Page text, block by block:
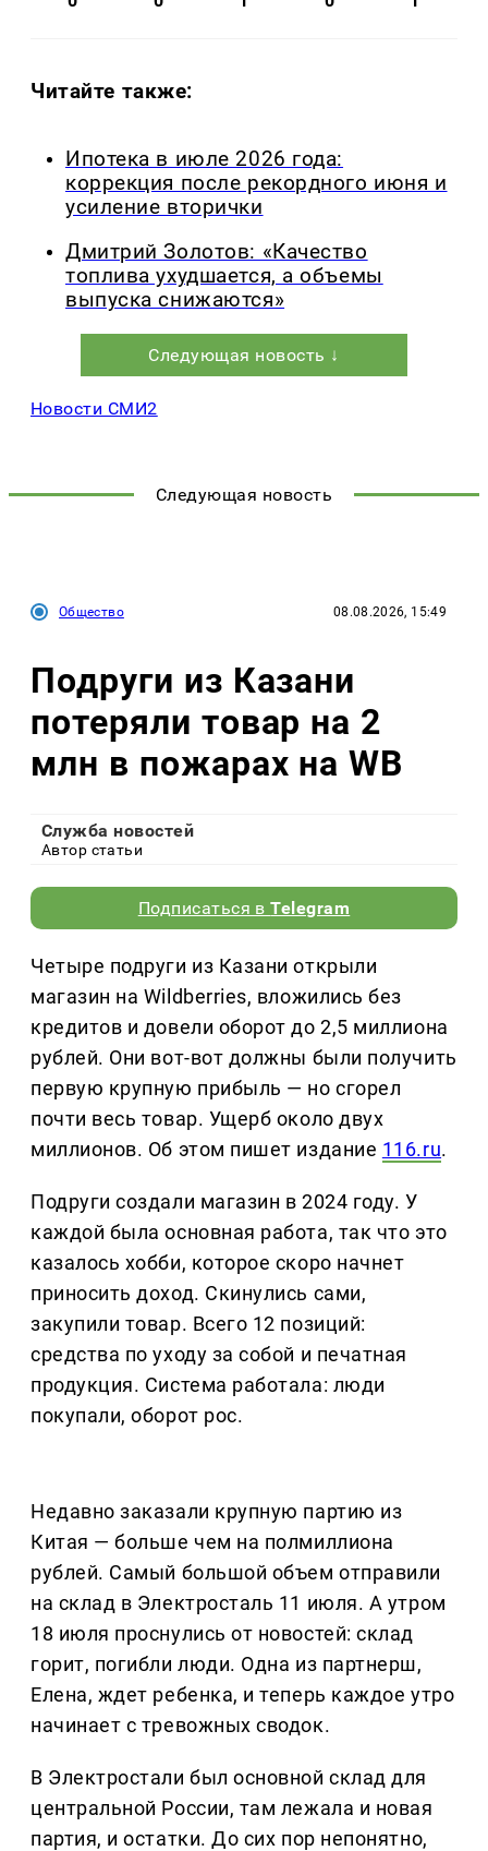
Читайте также:
Ипотека в июле 2026 года:
коррекция после рекордного июня и
усиление вторички
Дмитрий Золотов: «Качество
топлива ухудшается, а объемы
выпуска снижаются»
Следующая новость ↓
Новости СМИ2
Следующая новость
Общество 08.08.2026, 15:49
Подруги из Казани
потеряли товар на 2
млн в пожарах на WB
Служба новостей
Автор статьи
Подписаться вTelegram
Четыре подруги из Казани открыли
магазин на Wildberries, вложились без
кредитов и довели оборот до 2,5 миллиона
рублей. Они вот-вот должны были получить
первую крупную прибыль — но сгорел
почти весь товар. Ущерб около двух
миллионов. Об этом пишет издание 116.ru.
Подруги создали магазин в 2024 году. У
каждой была основная работа, так что это
казалось хобби, которое скоро начнет
приносить доход. Скинулись сами,
закупили товар. Всего 12 позиций:
средства по уходу за собой и печатная
продукция. Система работала: люди
покупали, оборот рос.
Недавно заказали крупную партию из
Китая — больше чем на полмиллиона
рублей. Самый большой объем отправили
на склад в Электросталь 11 июля. А утром
18 июля проснулись от новостей: склад
горит, погибли люди. Одна из партнерш,
Елена, ждет ребенка, и теперь каждое утро
начинает с тревожных сводок.
В Электростали был основной склад для
центральной России, там лежала и новая
партия, и остатки. До сих пор непонятно,